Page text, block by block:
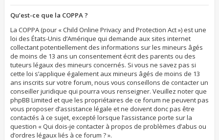
Qu’est-ce que la COPPA ?
La COPPA (pour « Child Online Privacy and Protection Act ») est une
loi des États-Unis d’Amérique qui demande aux sites internet
collectant potentiellement des informations sur les mineurs âgés
de moins de 13 ans un consentement écrit des parents ou des
tuteurs légaux des mineurs concernés. Si vous ne savez pas si
cette loi s’applique également aux mineurs âgés de moins de 13
ans inscrits sur votre forum, nous vous conseillons de contacter un
conseiller juridique qui pourra vous renseigner. Veuillez noter que
phpBB Limited et que les propriétaires de ce forum ne peuvent pas
vous proposer d’assistance légale et ne doivent donc pas être
contactés à ce sujet, excepté lorsque l’assistance porte sur la
question « Qui dois-je contacter à propos de problèmes d’abus ou
d’ordres légaux liés à ce forum ? ».